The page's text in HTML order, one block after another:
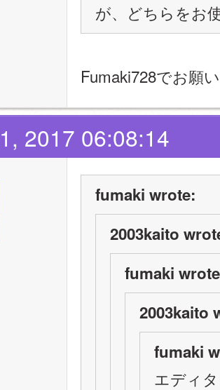
が、どちらをお
Fumaki728でお願
2017 06:08:14
fumaki wrote:
2003kaito
fumaki
2003kaito
fumaki
エディ